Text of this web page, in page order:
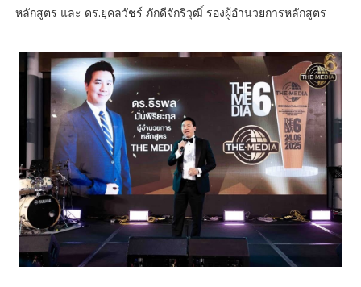
หลักสูตร และ ดร.ยุคลวัชร์ ภักดีจักริวุฒิ์ รองผู้อำนวยการหลักสูตร